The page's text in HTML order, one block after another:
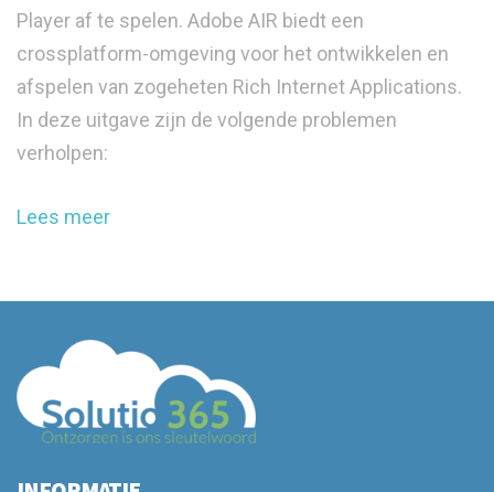
Player af te spelen. Adobe AIR biedt een
crossplatform-omgeving voor het ontwikkelen en
afspelen van zogeheten Rich Internet Applications.
In deze uitgave zijn de volgende problemen
verholpen:
Lees meer